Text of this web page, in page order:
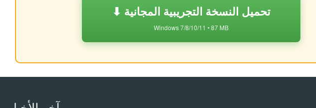
⬇ تحميل النسخة التجريبية المجانية
Windows 7/8/10/11 • 87 MB